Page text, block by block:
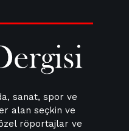
sanat, spor ve
alan seçkin ve
röportajlar ve